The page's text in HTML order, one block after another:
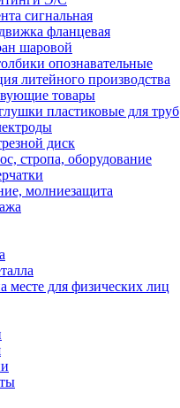
сигнальная
фланцевая
шаровой
опознавательные
литейного производства
товары
пластиковые для труб
диск
стропа, оборудование
молниезащита
месте для физических лиц